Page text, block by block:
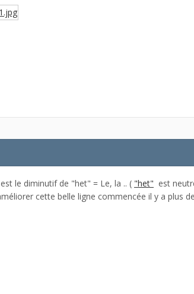
le diminutif de "het" = Le, la .. ( "het" est
cette belle ligne commencée il y a plus